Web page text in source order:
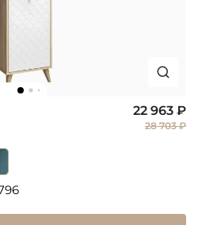
22 963 ₽
28 703 ₽